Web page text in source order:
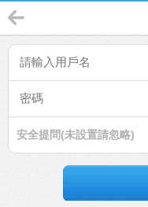
安全提問(未設置請忽略)